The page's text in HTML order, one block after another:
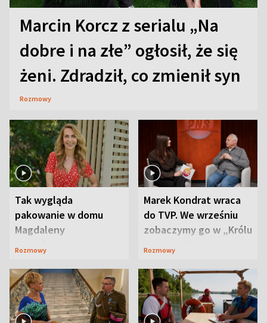
Marcin Korcz z serialu „Na
dobre i na złe” ogłosił, że się
żeni. Zdradził, co zmienił syn
Rozmowy
Tak wygląda
pakowanie w domu
Magdaleny
Waligórskiej-Lisieckiej.
Rozmowy
Marek Kondrat wraca
do TVP. We wrześniu
zobaczymy go w „Królu
Maciusiu I”
Rozmowy